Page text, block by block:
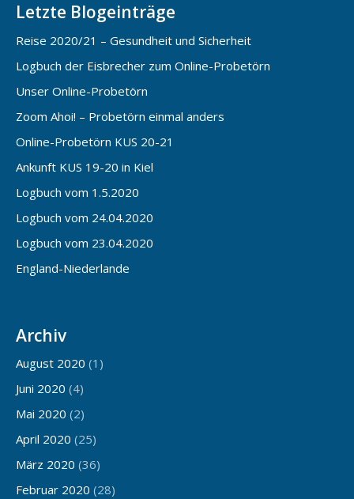
Letzte Blogeinträge
Reise 2020/21 – Gesundheit und Sicherheit
Logbuch der Eisbrecher zum Online-Probetörn
Unser Online-Probetörn
Zoom Ahoi! – Probetörn einmal anders
Online-Probetörn KUS 20-21
Ankunft KUS 19-20 in Kiel
Logbuch vom 1.5.2020
Logbuch vom 24.04.2020
Logbuch vom 23.04.2020
England-Niederlande
Archiv
August 2020 (1)
Juni 2020 (4)
Mai 2020 (2)
April 2020 (25)
März 2020 (36)
Februar 2020 (28)